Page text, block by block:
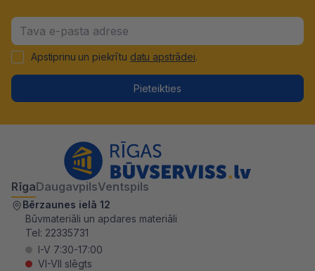
Apstiprinu un piekrītu datu apstrādei.
Pieteikties
RīgaDaugavpilsVentspils
Bērzaunes ielā 12
Būvmateriāli un apdares materiāli
Tel: 22335731
I-V 7:30-17:00
VI-VII slēgts